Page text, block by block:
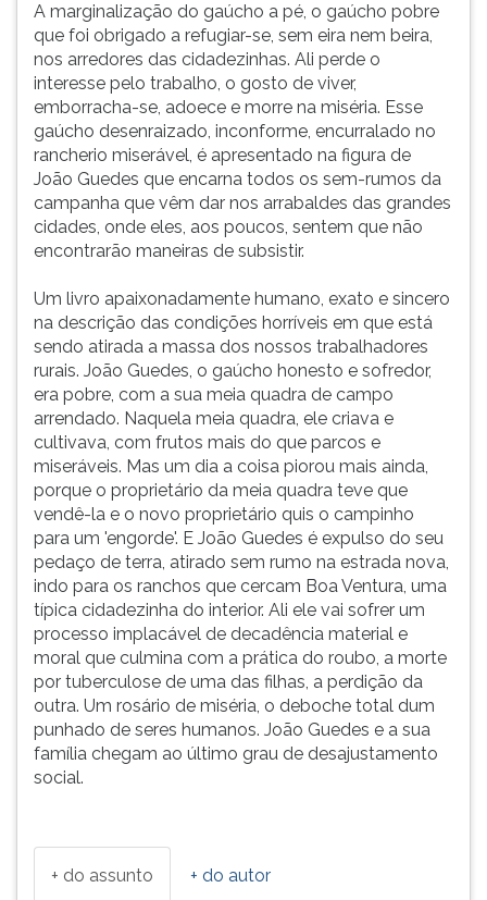
A marginalização do gaúcho a pé, o gaúcho pobre
que foi obrigado a refugiar-se, sem eira nem beira,
nos arredores das cidadezinhas. Ali perde o
interesse pelo trabalho, o gosto de viver,
emborracha-se, adoece e morre na miséria. Esse
gaúcho desenraizado, inconforme, encurralado no
rancherio miserável, é apresentado na figura de
João Guedes que encarna todos os sem-rumos da
campanha que vêm dar nos arrabaldes das grandes
cidades, onde eles, aos poucos, sentem que não
encontrarão maneiras de subsistir.
Um livro apaixonadamente humano, exato e sincero
na descrição das condições horríveis em que está
sendo atirada a massa dos nossos trabalhadores
rurais. João Guedes, o gaúcho honesto e sofredor,
era pobre, com a sua meia quadra de campo
arrendado. Naquela meia quadra, ele criava e
cultivava, com frutos mais do que parcos e
miseráveis. Mas um dia a coisa piorou mais ainda,
porque o proprietário da meia quadra teve que
vendê-la e o novo proprietário quis o campinho
para um 'engorde'. E João Guedes é expulso do seu
pedaço de terra, atirado sem rumo na estrada nova,
indo para os ranchos que cercam Boa Ventura, uma
típica cidadezinha do interior. Ali ele vai sofrer um
processo implacável de decadência material e
moral que culmina com a prática do roubo, a morte
por tuberculose de uma das filhas, a perdição da
outra. Um rosário de miséria, o deboche total dum
punhado de seres humanos. João Guedes e a sua
família chegam ao último grau de desajustamento
social.
+ do assunto + do autor